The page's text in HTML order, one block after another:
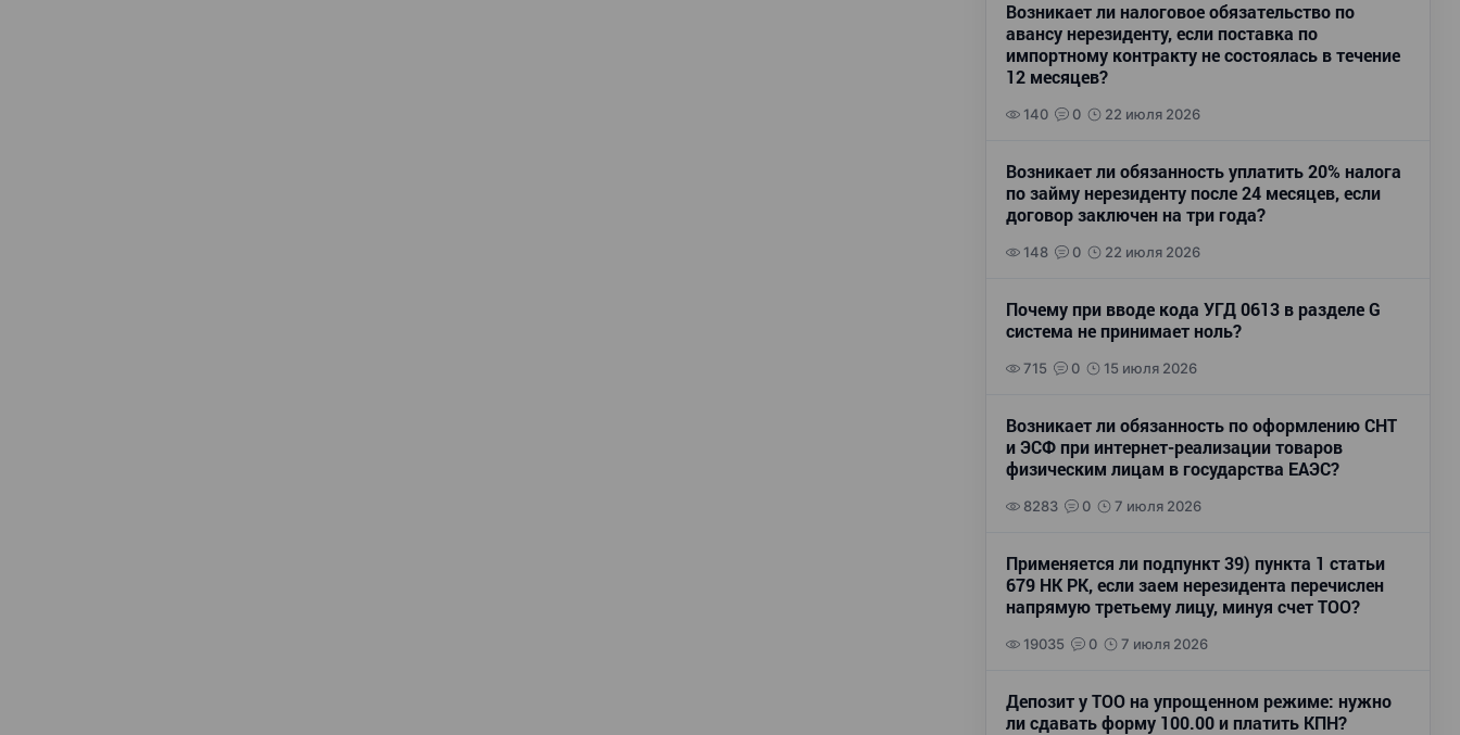
Возникает ли налоговое обязательство по
авансу нерезиденту, если поставка по
импортному контракту не состоялась в течение
12 месяцев?
140 0 22 июля 2026
Возникает ли обязанность уплатить 20% налога
по займу нерезиденту после 24 месяцев, если
договор заключен на три года?
148 0 22 июля 2026
Почему при вводе кода УГД 0613 в разделе G
система не принимает ноль?
715 0 15 июля 2026
Возникает ли обязанность по оформлению СНТ
и ЭСФ при интернет-реализации товаров
физическим лицам в государства ЕАЭС?
8283 0 7 июля 2026
Применяется ли подпункт 39) пункта 1 статьи
679 НК РК, если заем нерезидента перечислен
напрямую третьему лицу, минуя счет ТОО?
19035 0 7 июля 2026
Депозит у ТОО на упрощенном режиме: нужно
ли сдавать форму 100.00 и платить КПН?